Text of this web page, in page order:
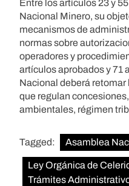
Entre los artículos 23 y
Nacional Minero, su
mecanismos de
normas sobre
operadores y
artículos aprobados y 71
Nacional deberá
que regulan
ambientales, régimen
Tagged: Asamblea
Ley Orgánica de
Trámites